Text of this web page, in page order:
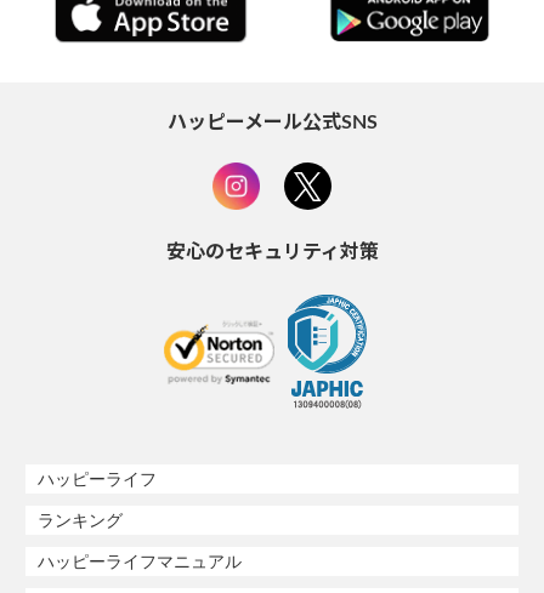
ハッピーメール公式SNS
安心のセキュリティ対策
ハッピーライフ
ランキング
ハッピーライフマニュアル